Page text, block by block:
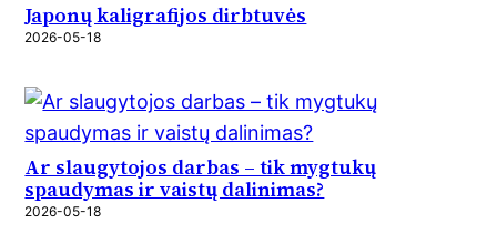
Japonų kaligrafijos dirbtuvės
2026-05-18
Ar slaugytojos darbas – tik mygtukų
spaudymas ir vaistų dalinimas?
2026-05-18